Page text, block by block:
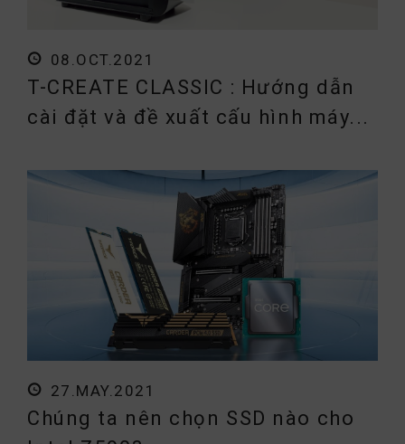
08.OCT.2021
T-CREATE CLASSIC : Hướng dẫn
cài đặt và đề xuất cấu hình máy...
27.MAY.2021
Chúng ta nên chọn SSD nào cho